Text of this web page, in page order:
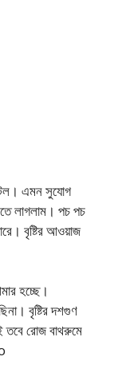
এমন সুযোগ
লাগলাম। পচ পচ
বৃষ্টির আওয়াজ
হচ্ছে।
বৃষ্টির দশগুণ
তবে রোজ বাথরুমে